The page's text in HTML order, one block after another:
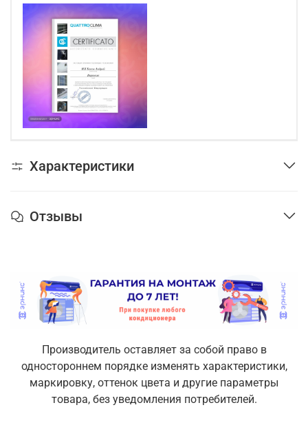
Характеристики
Отзывы
Производитель оставляет за собой право в
одностороннем порядке изменять характеристики,
маркировку, оттенок цвета и другие параметры
товара, без уведомления потребителей.